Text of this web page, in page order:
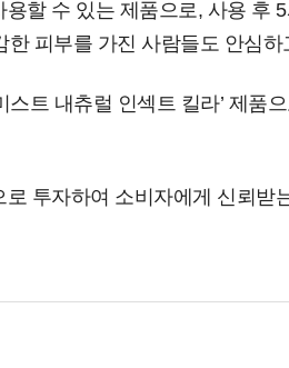
할 수 있는 제품으로, 사용 후
피부를 가진 사람들도 안심하
트 내츄럴 인섹트 킬라’ 제품
투자하여 소비자에게 신뢰받